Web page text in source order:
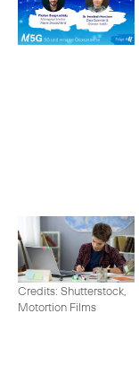
Credits: Shutterstock,
Motortion Films